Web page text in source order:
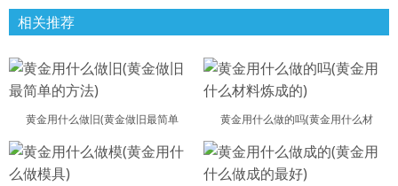
相关推荐
黄金用什么做旧(黄金做旧最简单 黄金用什么做的吗(黄金用什么材